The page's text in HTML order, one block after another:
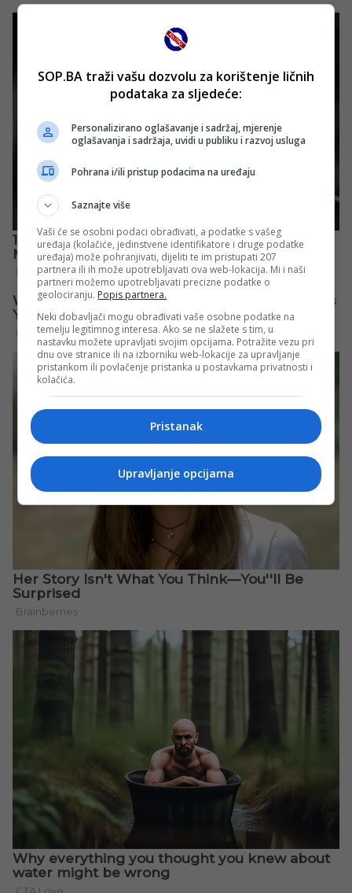
SOP.BA traži vašu dozvolu za korištenje ličnih
podataka za sljedeće:
Personalizirano oglašavanje i sadržaj, mjerenje
oglašavanja i sadržaja, uvidi u publiku i razvoj usluga
Pohrana i/ili pristup podacima na uređaju
Saznajte više
Vaši će se osobni podaci obrađivati, a podatke s vašeg
uređaja (kolačiće, jedinstvene identifikatore i druge podatke
uređaja) može pohranjivati, dijeliti te im pristupati 207
partnera ili ih može upotrebljavati ova web-lokacija. Mi i naši
partneri možemo upotrebljavati precizne podatke o
geolociranju. Popis partnera.
Neki dobavljači mogu obrađivati vaše osobne podatke na
temelju legitimnog interesa. Ako se ne slažete s tim, u
nastavku možete upravljati svojim opcijama. Potražite vezu pri
dnu ove stranice ili na izborniku web-lokacije za upravljanje
pristankom ili povlačenje pristanka u postavkama privatnosti i
kolačića.
Pristanak
Upravljanje opcijama